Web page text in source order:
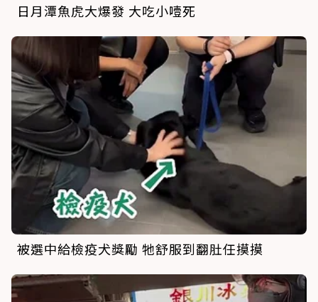
日月潭魚虎大爆發 大吃小噎死
被選中給檢疫犬獎勵 牠舒服到翻肚任摸摸